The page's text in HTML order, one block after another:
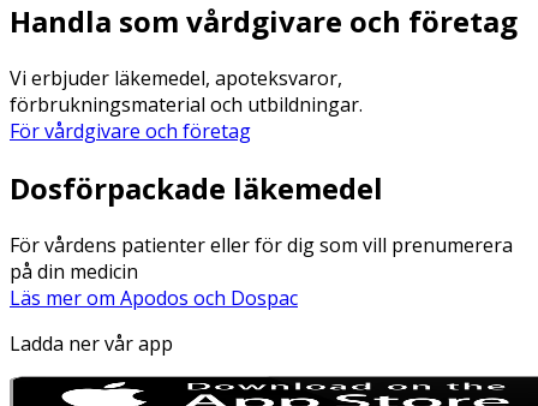
Handla som vårdgivare och företag
Vi erbjuder läkemedel, apoteksvaror,
förbrukningsmaterial och utbildningar.
För vårdgivare och företag
Dosförpackade läkemedel
För vårdens patienter eller för dig som vill prenumerera
på din medicin
Läs mer om Apodos och Dospac
Ladda ner vår app